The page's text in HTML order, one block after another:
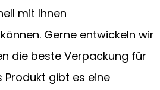
mit Ihnen
Gerne entwickeln wir
die beste Verpackung für
Produkt gibt es eine